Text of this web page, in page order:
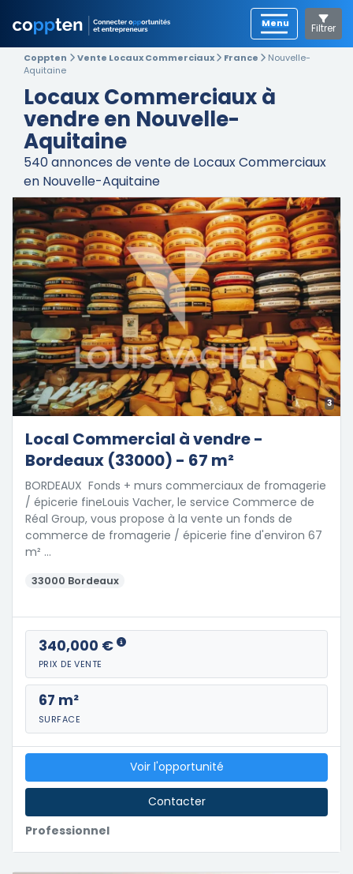
Filtrer
Coppten Vente Locaux Commerciaux France
Nouvelle-
Aquitaine
Locaux Commerciaux à
vendre en Nouvelle-
Aquitaine
540annonces de vente de Locaux Commerciaux
en Nouvelle-Aquitaine
3
Local Commercial à vendre -
Bordeaux (33000) - 67 m²
BORDEAUX  Fonds + murs commerciaux de fromagerie
/ épicerie fineLouis Vacher, le service Commerce de
Réal Group, vous propose à la vente un fonds de
commerce de fromagerie / épicerie fine d'environ 67
m² …
33000 Bordeaux
340,000 €
PRIX DE VENTE
67 m²
SURFACE
Professionnel
Voir l'opportunité
Contacter